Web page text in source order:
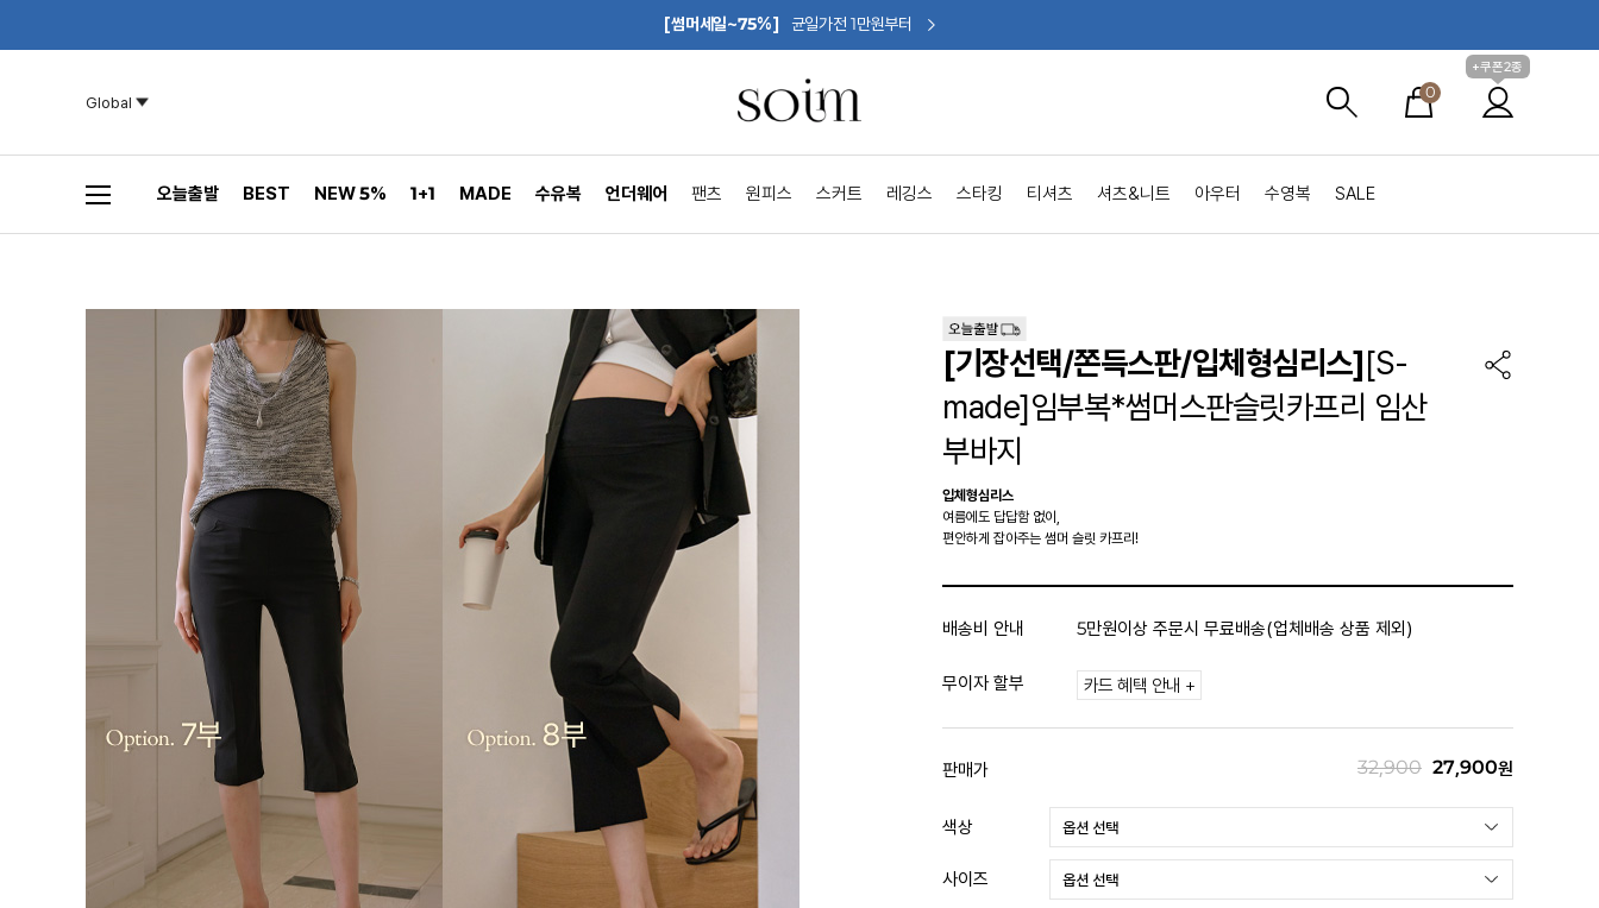
[썸머세일~75%] 균일가전 1만원부터
Global
0
+쿠폰2종
오늘출발 BEST NEW 5% 1+1 MADE 수유복 언더웨어 팬츠 원피스 스커트 레깅스 스타킹 티셔츠 셔츠&니트 아우터 수영복 SALE
[기장선택/쫀득스판/입체형심리스][S-
made]임부복*썸머스판슬릿카프리 임산
부바지
입체형심리스
여름에도 답답함 없이,
편안하게 잡아주는 썸머 슬릿 카프리!
배송비 안내 5만원이상 주문시 무료배송(업체배송 상품 제외)
무이자 할부 카드 혜택 안내 +
판매가 32,900 27,900원
색상
사이즈